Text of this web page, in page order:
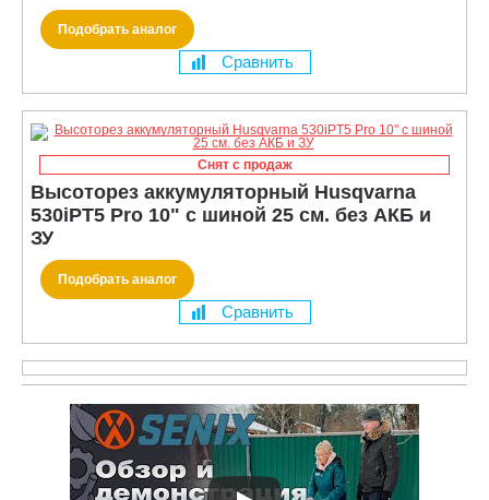
Подобрать аналог
Сравнить
Снят с продаж
Высоторез аккумуляторный Husqvarna
530iPT5 Pro 10" с шиной 25 см. без АКБ и
ЗУ
Подобрать аналог
Сравнить